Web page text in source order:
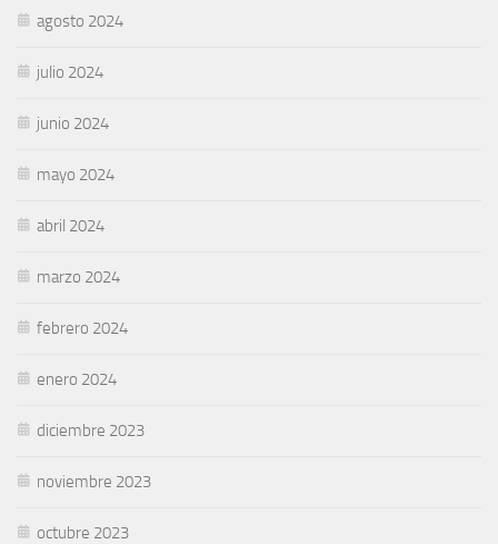
agosto 2024
julio 2024
junio 2024
mayo 2024
abril 2024
marzo 2024
febrero 2024
enero 2024
diciembre 2023
noviembre 2023
octubre 2023